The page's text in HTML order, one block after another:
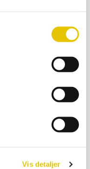
Vis detaljer